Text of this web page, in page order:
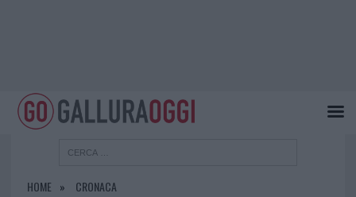
HOME CRONACA